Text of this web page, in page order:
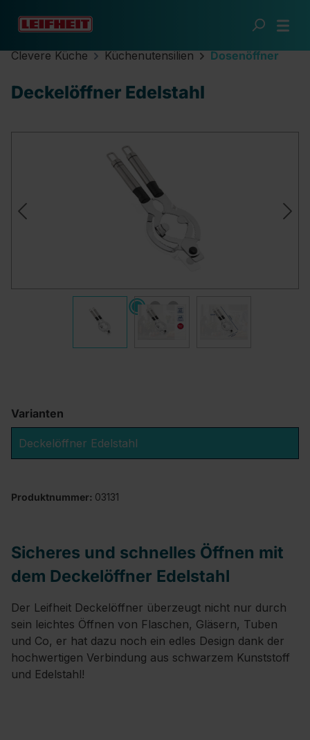
Zum Hauptinhalt springen
Clevere Küche Küchenutensilien Dosenöffner
Deckelöffner Edelstahl
Varianten
Deckelöffner Edelstahl
Produktnummer: 03131
Sicheres und schnelles Öffnen mit
dem Deckelöffner Edelstahl
Der Leifheit Deckelöffner überzeugt nicht nur durch
sein leichtes Öffnen von Flaschen, Gläsern, Tuben
und Co, er hat dazu noch ein edles Design dank der
hochwertigen Verbindung aus schwarzem Kunststoff
und Edelstahl!